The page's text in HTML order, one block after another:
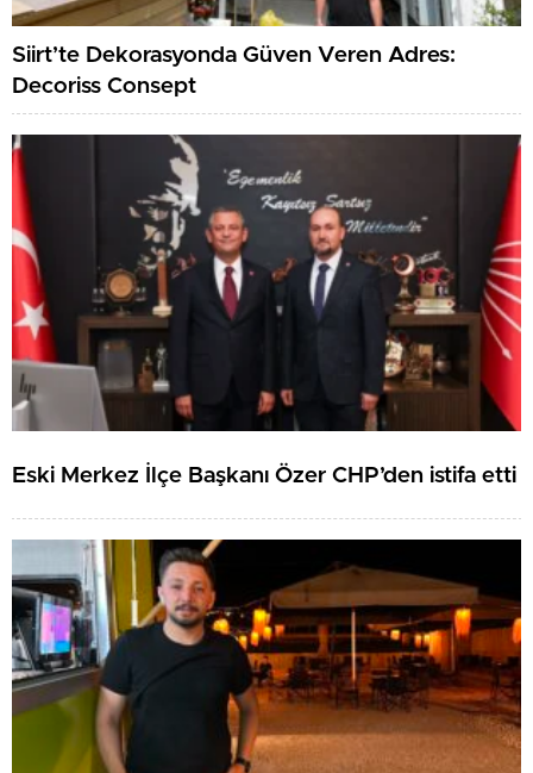
Siirt’te Dekorasyonda Güven Veren Adres:
Decoriss Consept
Eski Merkez İlçe Başkanı Özer CHP’den istifa etti